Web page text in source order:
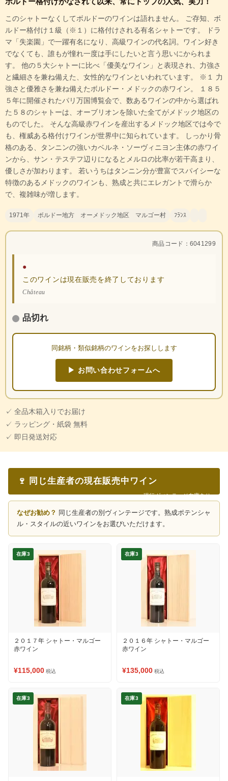
このシャトーなくしてボルドーのワインは語れません。 ご存知、ボ
ルドー格付け１級（※１）に格付けされる有名シャトーです。 ドラ
マ「失楽園」で一躍有名になり、高級ワインの代名詞。ワイン好き
でなくても、誰もが憧れ一度は手にしたいと言う思いにかられま
す。 他の５大シャトーに比べ「優美なワイン」と表現され、力強さ
と繊細さを兼ね備えた、女性的なワインといわれています。 ※１ 力
強さと優雅さを兼ね備えたボルドー・メドックの赤ワイン。 １８５
５年に開催されたパリ万国博覧会で、数あるワインの中から選ばれ
た５８のシャトーは、オーブリオンを除いた全てがメドック地区の
ものでした。 そんな高級赤ワインを産出するメドック地区では今で
も、権威ある格付けワインが世界中に知られています。 しっかり骨
格のある、タンニンの強いカベルネ・ソーヴィニヨン主体の赤ワイ
ンから、サン・テステフ辺りになるとメルロの比率が若干高まり、
優しさが加わります。 若いうちはタンニン分が豊富でスパイシーな
特徴のあるメドックのワインも、熟成と共にエレガントで滑らか
で、複雑味が増します。
1971年 ボルドー地方 オーメドック地区 マルゴー村 ﾌﾗﾝｽ
商品コード：6041299
●
このワインは現在販売を終了しております
Château
品切れ
同銘柄・類似銘柄のワインをお探しします
▶ お問い合わせフォームへ
✓ 全品木箱入りでお届け
✓ ラッピング・紙袋 無料
✓ 即日発送対応
🍷 同じ生産者の現在販売中ワイン
現行ヴィンテージ在庫あり
なぜお勧め？ 同じ生産者の別ヴィンテージです。熟成ポテンシャ
ル・スタイルの近いワインをお選びいただけます。
在庫3
２０１７年 シャトー・マルゴー
赤ワイン
¥115,000 税込
在庫3
２０１６年 シャトー・マルゴー
赤ワイン
¥135,000 税込
在庫3 在庫3